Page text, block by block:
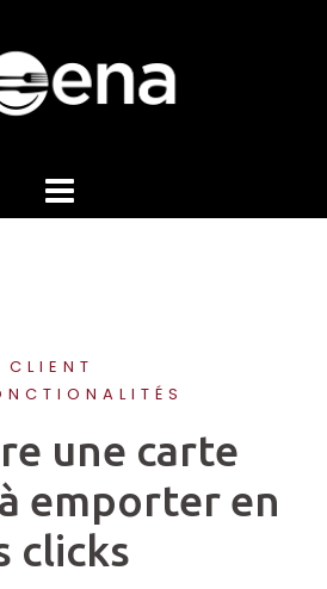
CLIENT
une carte
emporter en
clicks